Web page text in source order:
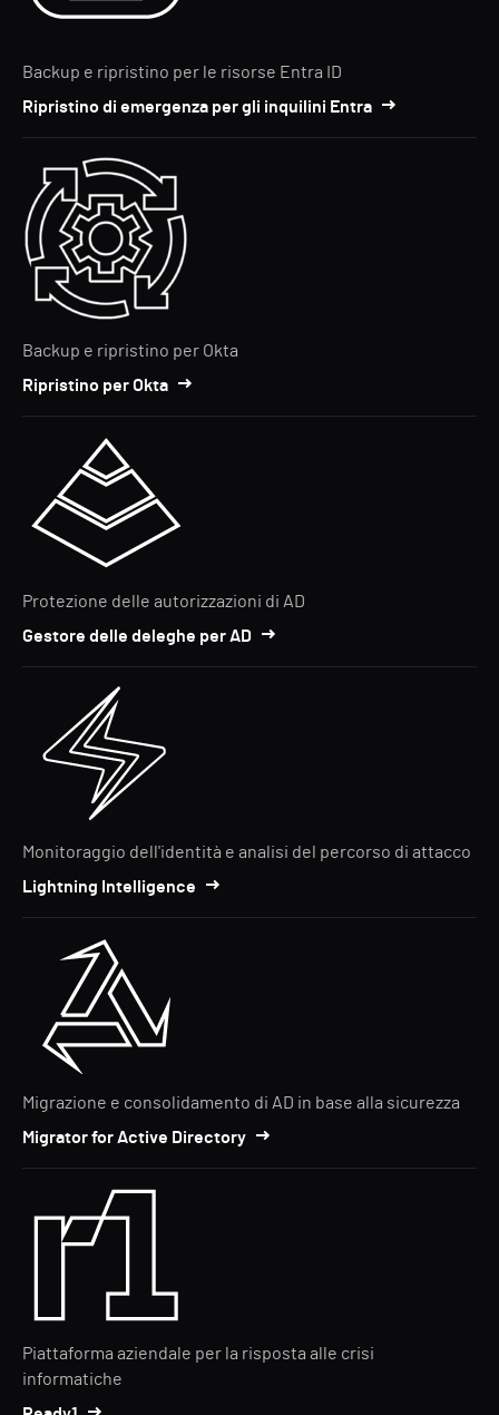
Backup e ripristino per le risorse Entra ID
Ripristino di emergenza per gli inquilini Entra
Backup e ripristino per Okta
Ripristino per Okta
Protezione delle autorizzazioni di AD
Gestore delle deleghe per AD
Monitoraggio dell'identità e analisi del percorso di attacco
Lightning Intelligence
Migrazione e consolidamento di AD in base alla sicurezza
Migrator for Active Directory
Piattaforma aziendale per la risposta alle crisi
informatiche